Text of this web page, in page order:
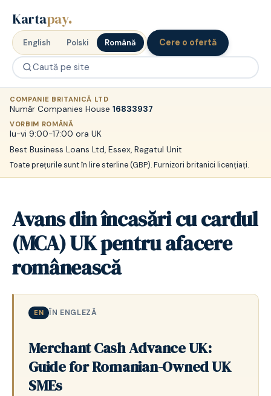
Kartapay.
English Polski Română Cere o ofertă
COMPANIE BRITANICĂ LTD
Număr Companies House 16833937
VORBIM ROMÂNĂ
lu-vi 9:00-17:00 ora UK
Best Business Loans Ltd, Essex, Regatul Unit
Toate prețurile sunt în lire sterline (GBP). Furnizori britanici licențiați.
Avans din încasări cu cardul
(MCA) UK pentru afacere
românească
EN ÎN ENGLEZĂ
Merchant Cash Advance UK:
Guide for Romanian-Owned UK
SMEs